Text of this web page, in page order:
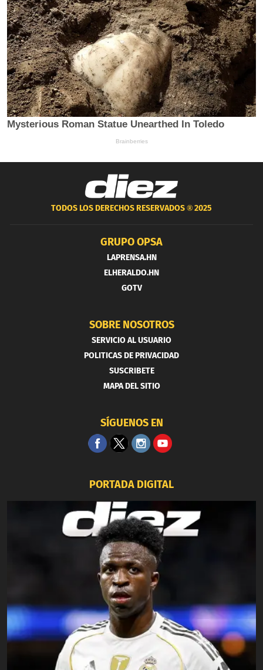
TODOS LOS DERECHOS RESERVADOS ®2025
GRUPO OPSA
LAPRENSA.HN
ELHERALDO.HN
GOTV
SOBRE NOSOTROS
SERVICIO AL USUARIO
POLITICAS DE PRIVACIDAD
SUSCRIBETE
MAPA DEL SITIO
SÍGUENOS EN
PORTADA DIGITAL